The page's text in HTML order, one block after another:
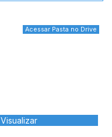
Acessar Pasta no Drive
Visualizar